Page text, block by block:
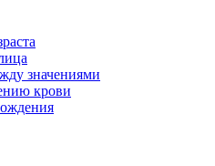
значениями
крови